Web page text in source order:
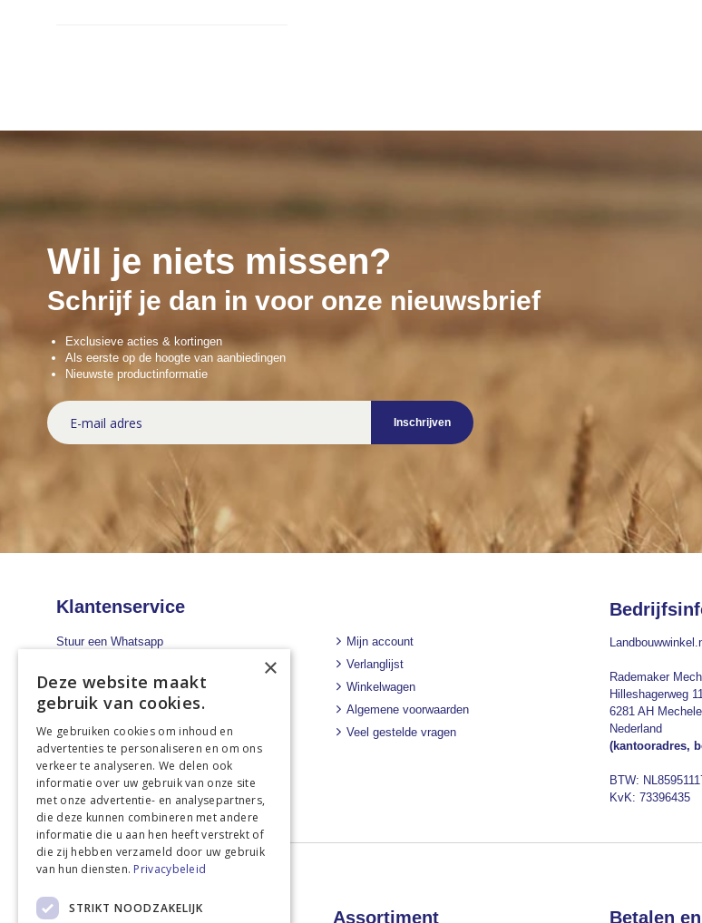
Wil je niets missen?
Schrijf je dan in voor onze nieuwsbrief
Exclusieve acties & kortingen
Als eerste op de hoogte van aanbiedingen
Nieuwste productinformatie
Abonneer
u
op
Inschrijven
Klantenservice
Stuur een Whatsapp
Bel ons direct
+31 43 455 2665
Stuur een e-mail
info@landbouwwinkel.nl
Mijn account
Verlanglijst
Winkelwagen
Algemene voorwaarden
Veel gestelde vragen
Rademaker
Hilleshagerweg
6281 AH
Nederland
(kantooradres,
BTW:
KvK: 73396435
Landbouwwinkel Assortiment Betalen
×
Deze website maakt
gebruik van cookies.
We gebruiken cookies om inhoud en
advertenties te personaliseren en om ons
verkeer te analyseren. We delen ook
informatie over uw gebruik van onze site
met onze advertentie- en analysepartners,
die deze kunnen combineren met andere
informatie die u aan hen heeft verstrekt of
die zij hebben verzameld door uw gebruik
van hun diensten. Privacybeleid
STRIKT NOODZAKELIJK